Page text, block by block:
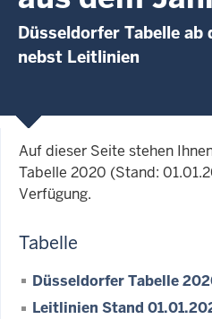
Düsseldorfer Tabelle ab
nebst Leitlinien
Auf dieser Seite stehen
Tabelle 2020 (Stand:
Verfügung.
Tabelle
Düsseldorfer Tabelle
Leitlinien Stand